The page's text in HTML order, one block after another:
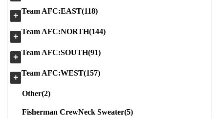
＋
Team AFC:EAST(118)
＋
Team AFC:NORTH(144)
＋
Team AFC:SOUTH(91)
＋
Team AFC:WEST(157)
Other(2)
Fisherman CrewNeck Sweater(5)